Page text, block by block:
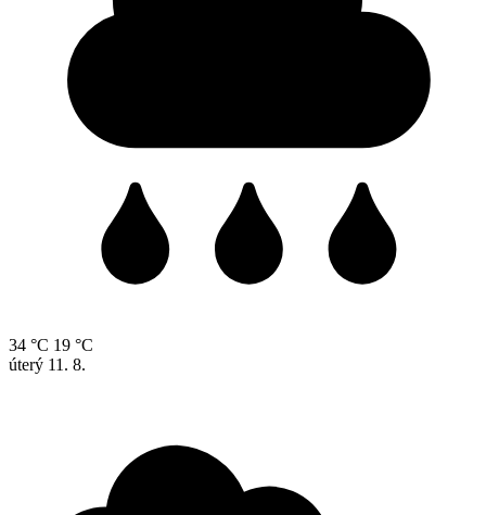
34 °C 19 °C
úterý 11. 8.